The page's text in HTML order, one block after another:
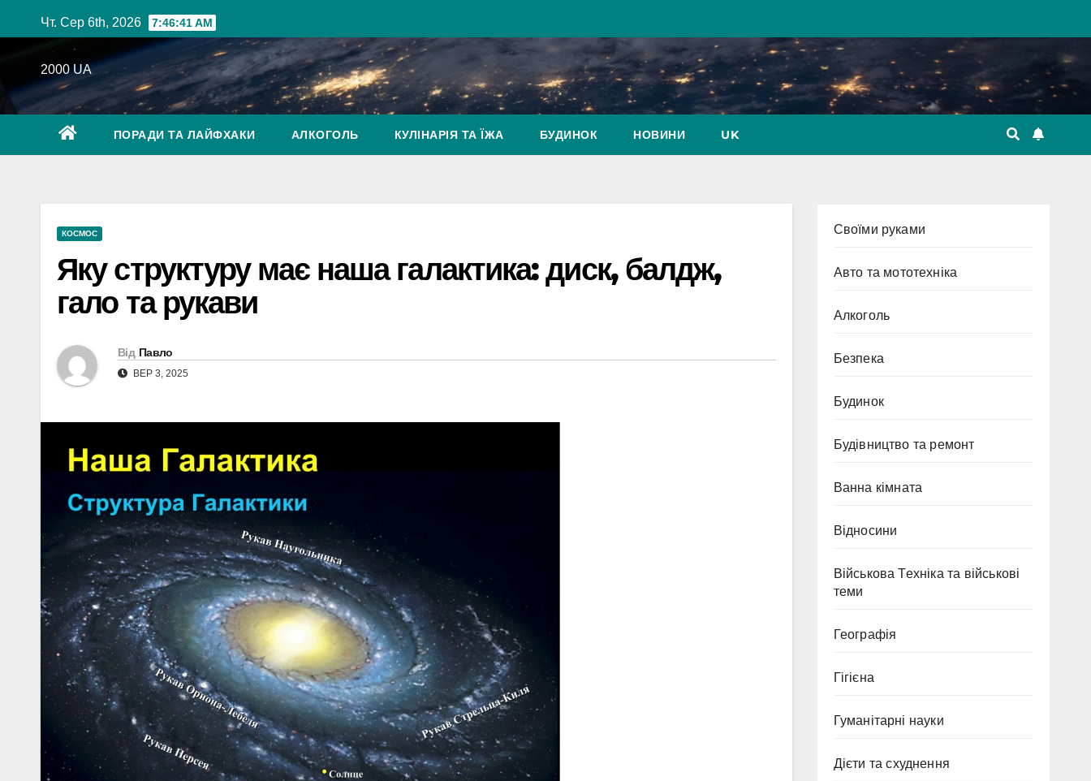
до
Чт. Сер 6th, 2026 7:46:42 AM
2000 UA
ПОРАДИ ТА ЛАЙФХАКИ АЛКОГОЛЬ КУЛІНАРІЯ ТА ЇЖА БУДИНОК НОВИНИ UK
КОСМОС
Яку структуру має наша галактика: диск, балдж,
гало та рукави
Від Павло
ВЕР 3, 2025
Cвоїми руками
Авто та мототехніка
Алкоголь
Безпека
Будинок
Будівництво та ремонт
Ванна кімната
Відносини
Військова Техніка та військові
теми
Географія
Гігієна
Гуманітарні науки
Дієти та схуднення